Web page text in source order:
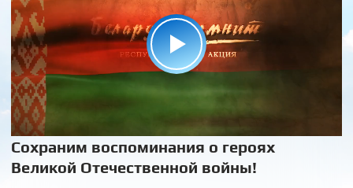
Сохраним воспоминания о героях
Великой Отечественной войны!